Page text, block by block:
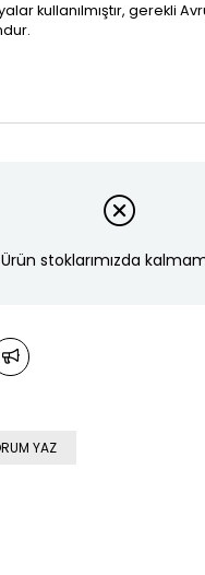
kullanılmıştır, gerekli
Ürün stoklarımızda
YAZ